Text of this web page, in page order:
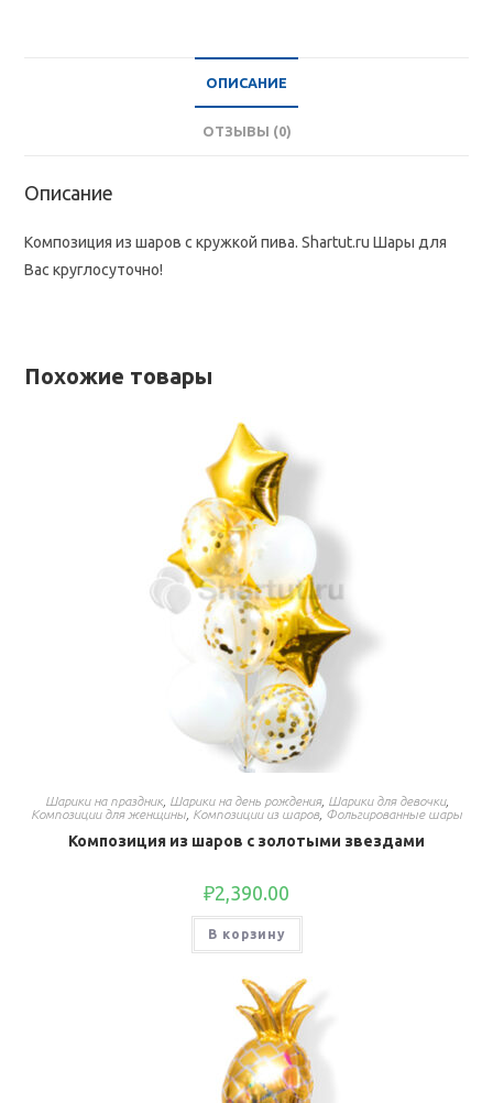
ОПИСАНИЕ
ОТЗЫВЫ (0)
Описание
Композиция из шаров с кружкой пива. Shartut.ru Шары для
Вас круглосуточно!
Похожие товары
Шарики на праздник, Шарики на день рождения, Шарики для девочки,
Композиции для женщины Композиции из шаров, Фольгированные шары
Композиция из шаров с золотыми звездами
₽2,390.00
В корзину